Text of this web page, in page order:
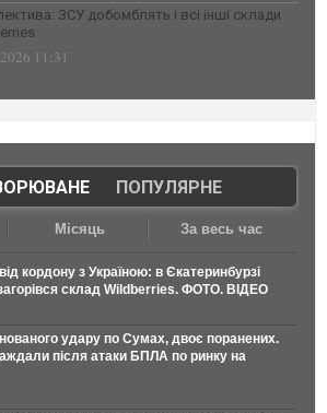
ЗСУ добомблять і всі інші склади
11:31
| ПОПУЛЯРНЕ
Місяць За весь час
кордону з Україною: в Єкатеринбурзі
склад Wildberries. ФОТО. ВІДЕО
удару по Сумах, двоє поранених.
після атаки БПЛА по ринку на